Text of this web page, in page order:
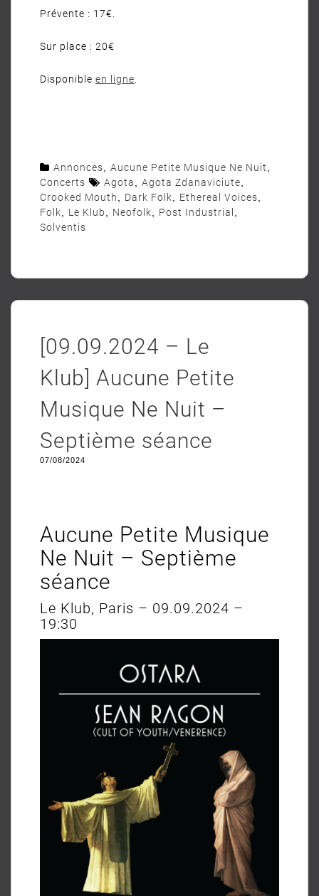
Prévente : 17€.
Sur place : 20€
Disponible en ligne
Annonces Aucune Petite Musique Ne Nuit
Concerts
Agota Agota Zdanaviciute
Crooked Mouth
Dark Folk Ethereal Voices
Folk
Le Klub Neofolk Post Industrial
Solventis
[09.09.2024 – Le
Klub] Aucune Petite
Musique Ne Nuit –
Septième séance
07/08/2024
Aucune Petite Musique
Ne Nuit – Septième
séance
Le Klub, Paris – 09.09.2024 –
19:30